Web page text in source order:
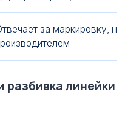
за маркировку,
разбивка линейки